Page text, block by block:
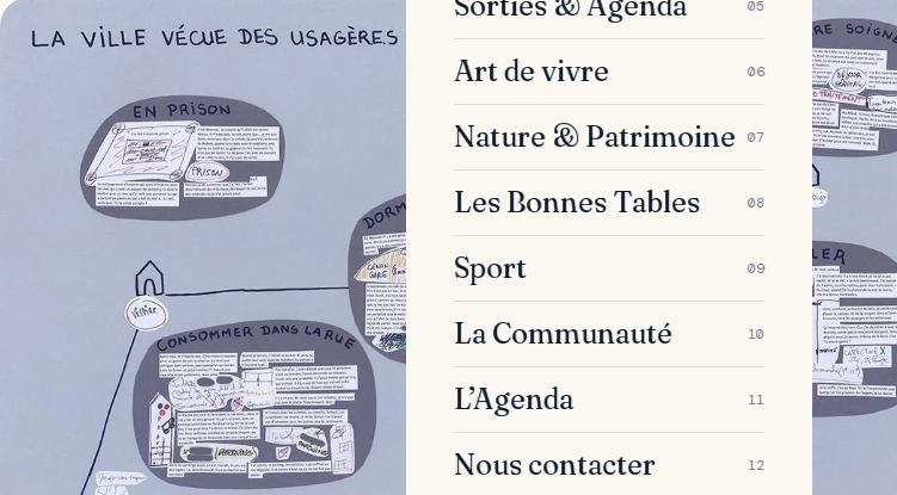
05
Art de vivre 06
Nature & Patrimoine 07
Les Bonnes Tables 08
Sport 09
La Communauté 10
L’Agenda 11
Nous contacter 12